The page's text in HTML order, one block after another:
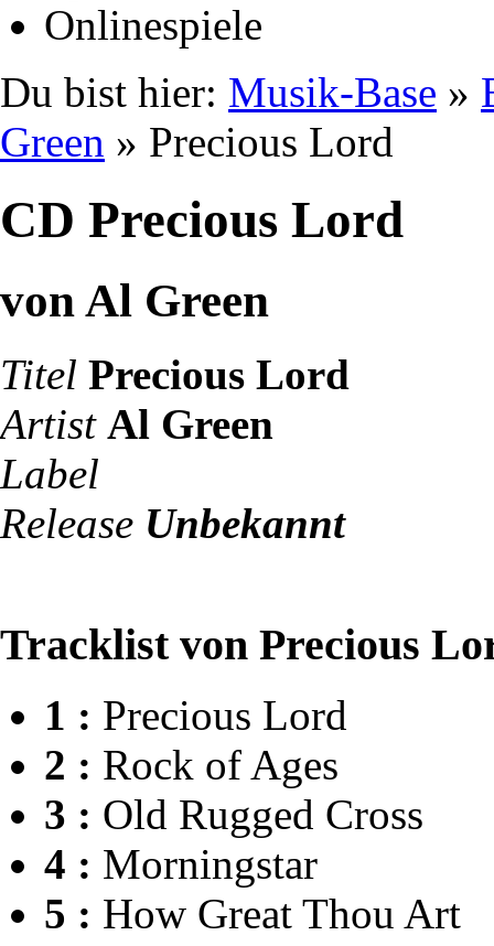
Onlinespiele
Du bist hier: Musik-Base »
Green » Precious Lord
CD Precious Lord
von Al Green
Titel Precious Lord
Artist Al Green
Label
Release Unbekannt
Tracklist von Precious
1 : Precious Lord
2 : Rock of Ages
3 : Old Rugged Cross
4 : Morningstar
5 : How Great Thou Art